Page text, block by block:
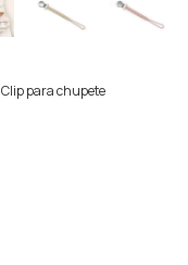
Clip para chupete